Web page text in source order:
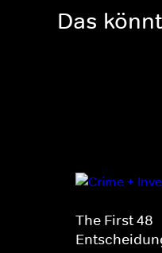
Das
The First 48